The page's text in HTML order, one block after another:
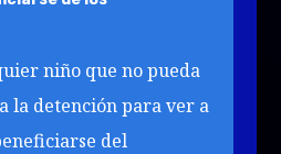
niño que no pueda
la detención para ver a
del